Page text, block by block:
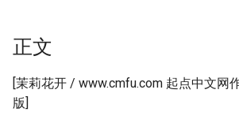
正文
[茉莉花开 / www.cmfu.com 起点中文网
版]